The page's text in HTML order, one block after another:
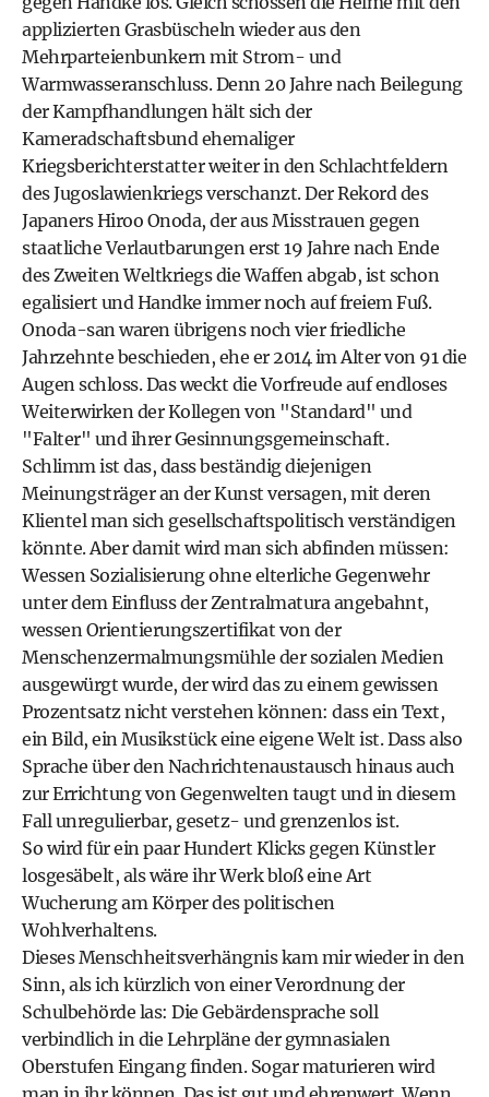
applizierten Grasbüscheln wieder aus den
Mehrparteienbunkern mit Strom- und
Warmwasseranschluss. Denn 20 Jahre nach Beilegung
der Kampfhandlungen hält sich der
Kameradschaftsbund ehemaliger
Kriegsberichterstatter weiter in den Schlachtfeldern
des Jugoslawienkriegs verschanzt. Der Rekord des
Japaners Hiroo Onoda, der aus Misstrauen gegen
staatliche Verlautbarungen erst 19 Jahre nach Ende
des Zweiten Weltkriegs die Waffen abgab, ist schon
egalisiert und Handke immer noch auf freiem Fuß.
Onoda-san waren übrigens noch vier friedliche
Jahrzehnte beschieden, ehe er 2014 im Alter von 91 die
Augen schloss. Das weckt die Vorfreude auf endloses
Weiterwirken der Kollegen von "Standard" und
"Falter" und ihrer Gesinnungsgemeinschaft.
Schlimm ist das, dass beständig diejenigen
Meinungsträger an der Kunst versagen, mit deren
Klientel man sich gesellschaftspolitisch verständigen
könnte. Aber damit wird man sich abfinden müssen:
Wessen Sozialisierung ohne elterliche Gegenwehr
unter dem Einfluss der Zentralmatura angebahnt,
wessen Orientierungszertifikat von der
Menschenzermalmungsmühle der sozialen Medien
ausgewürgt wurde, der wird das zu einem gewissen
Prozentsatz nicht verstehen können: dass ein Text,
ein Bild, ein Musikstück eine eigene Welt ist. Dass also
Sprache über den Nachrichtenaustausch hinaus auch
zur Errichtung von Gegenwelten taugt und in diesem
Fall unregulierbar, gesetz- und grenzenlos ist.
So wird für ein paar Hundert Klicks gegen Künstler
losgesäbelt, als wäre ihr Werk bloß eine Art
Wucherung am Körper des politischen
Wohlverhaltens.
Dieses Menschheitsverhängnis kam mir wieder in den
Sinn, als ich kürzlich von einer Verordnung der
Schulbehörde las: Die Gebärdensprache soll
verbindlich in die Lehrpläne der gymnasialen
Oberstufen Eingang finden. Sogar maturieren wird